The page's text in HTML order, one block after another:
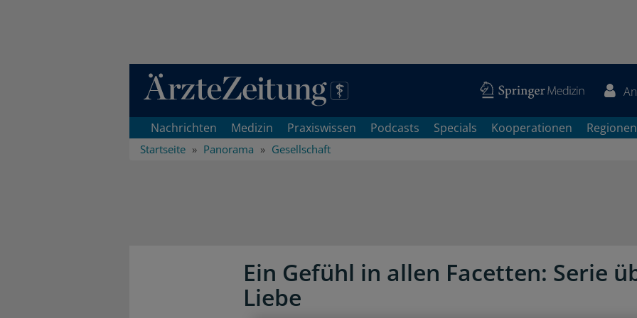
Direkt zum Inhaltsbereich
Nachrichten Medizin Praxiswissen Podcasts Specials Kooperationen Regionen
Startseite Panorama Gesellschaft
Ein Gefühl in allen Facetten: Serie
Liebe